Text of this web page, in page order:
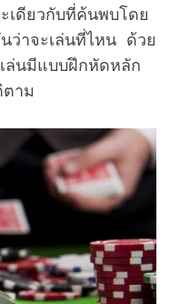
เดียวกับที่ค้นพบโดย
ว่าจะเล่นที่ไหน ด้วย
ล่นมีแบบฝึกหัดหลัก
าม